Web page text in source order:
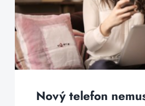
Nový telefon